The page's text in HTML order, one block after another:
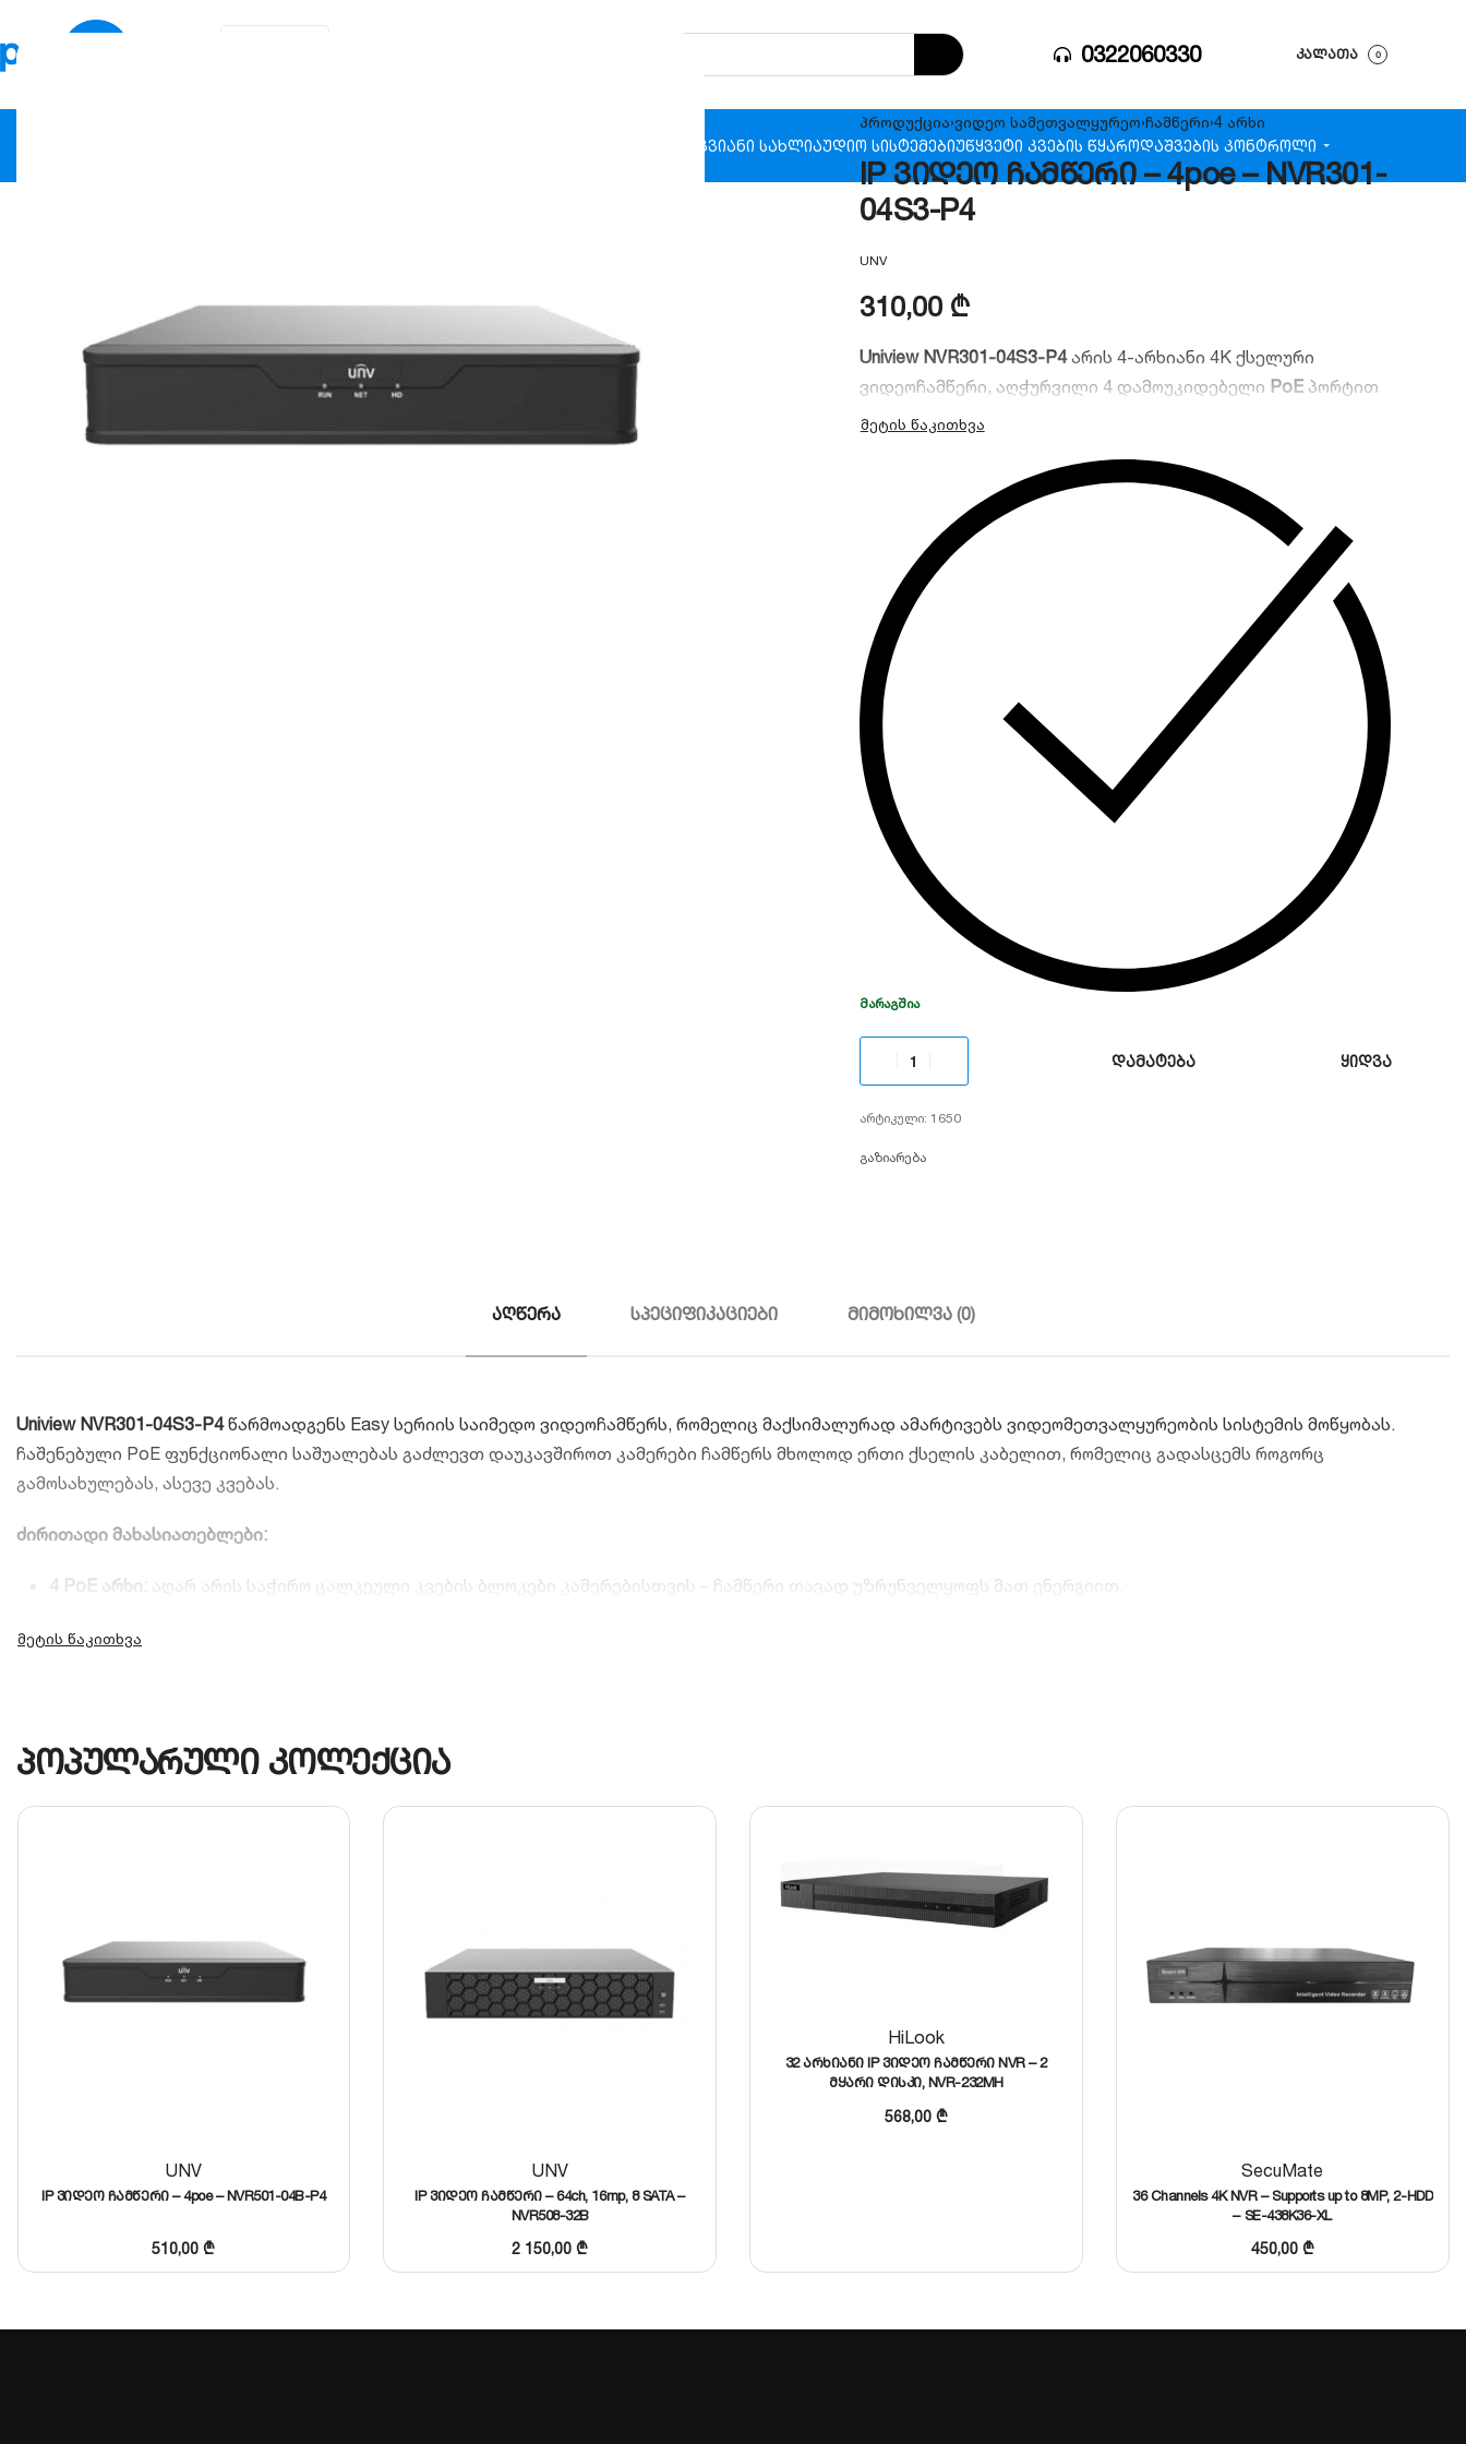
0322060330 ᲙᲐᲚᲐᲗᲐ 0
ჭკვიანი სახლიაუდიო სისტემებიუწყვეტი კვების წყაროდაშვების კონტროლი
პროდუქცია›ვიდეო სამეთვალყურეო›ჩამწერი›4 არხი
IP ვიდეო ჩამწერი – 4poe – NVR301-
04S3-P4
UNV
310,00 ₾
Uniview NVR301-04S3-P4არის 4-არხიანი 4K ქსელური
ვიდეოჩამწერი, აღჭურვილი 4 დამოუკიდებელი PoEპორტით
მარტივი “Plug & Play” ინსტალაციისთვის. მოწყობილობას აქვს
ტექნოლოგია და 4K (8MP) რეზოლუციის მხარდაჭერა.
საუკეთესო არჩევანია მცირე მასშტაბის ობიექტების სწრაფი
და ხარისხიანი დაცვისთვის.
ᲛᲐᲠᲐᲒᲨᲘᲐ
დამატება ყიდვა
1650
გაზიარება
აღწერა სპეციფიკაციები მიმოხილვა (0)
Uniview NVR301-04S3-P4წარმოადგენს Easy სერიის საიმედო ვიდეოჩამწერს, რომელიც მაქსიმალურად ამარტივებს ვიდეომეთვალყურეობის სისტემის მოწყობას.
ჩაშენებული PoE ფუნქციონალი საშუალებას გაძლევთ დაუკავშიროთ კამერები ჩამწერს მხოლოდ ერთი ქსელის კაბელით, რომელიც გადასცემს როგორც
გამოსახულებას, ასევე კვებას.
ძირითადი მახასიათებლები:
4 PoE არხი: აღარ არის საჭირო ცალკეული კვების ბლოკები კამერებისთვის – ჩამწერი თავად უზრუნველყოფს მათ ენერგიით.
4K Ultra HD მხარდაჭერა:
მსგავსი პროდუქციის შერჩევა
პოპულარული კოლექცია
UNV
IP ვიდეო ჩამწერი – 4poe – NVR501-04B-P4
510,00₾
UNV
IP ვიდეო ჩამწერი – 64ch, 16mp, 8 SATA –
NVR508-32B
2 150,00₾
HiLook
32 არხიანი IP ვიდეო ჩამწერი NVR – 2
მყარი დისკი, NVR-232MH
568,00 ₾
SecuMate
36 Channels 4K NVR – Supports up to 8MP, 2-HDD
– SE-438K36-XL
450,00 ₾